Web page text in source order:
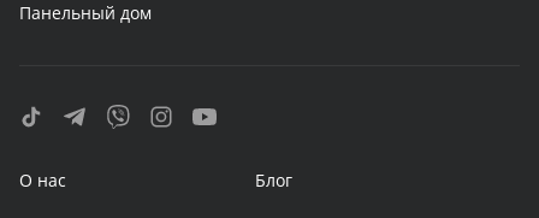
Панельный дом
О нас Блог